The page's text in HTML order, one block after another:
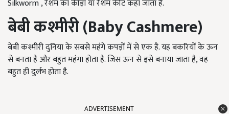
Silkworm , रेशम का कीड़ा या रेशम कीट कहा जाता है.
बेबी कश्मीरी (Baby Cashmere)
बेबी कश्मीरी दुनिया के सबसे महंगे कपड़ों में से एक है. यह बकरियों के ऊन
से बनता है और बहुत महंगा होता है. जिस ऊन से इसे बनाया जाता है, वह
बहुत ही दुर्लभ होता है.
ADVERTISEMENT